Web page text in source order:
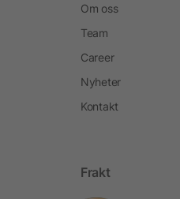
Om oss
Team
Career
Nyheter
Kontakt
Frakt